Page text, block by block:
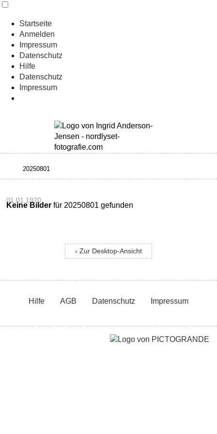
Startseite
Anmelden
Impressum
Datenschutz
Hilfe
Datenschutz
Impressum
01.01.1970
Keine Bilder für 20250801 gefunden
› Zur Desktop-Ansicht
Hilfe AGB Datenschutz Impressum